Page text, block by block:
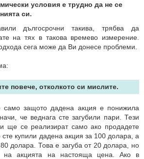
условия е трудно да не се
си.
дългосрочни такива, трябва да
на тях в такова времево измерение.
сега може да Ви донесе проблеми.
повече, отколкото си мислите.
само защото дадена акция е понижила
че веднага сте загубили пари. Тези
ще се реализират само ако продадете
купили дадена акция за 100 долара, а
долара. Това е загуба от 20 долара, но
на акцията на настояща цена. Ако в